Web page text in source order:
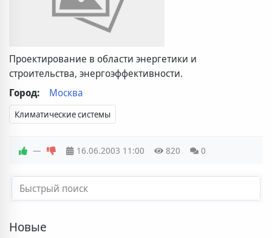
Проектирование в области энергетики и
строительства, энергоэффективности.
Город:
Москва
Климатические системы
— 16.06.2003 11:00 820 0
Новые